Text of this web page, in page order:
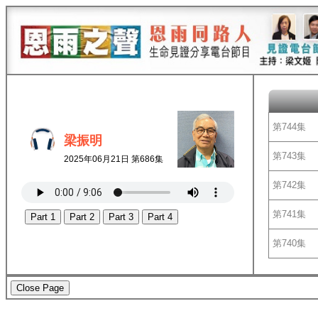
梁振明
2025年06月21日 第686集
Part 1 Part 2 Part 3 Part 4
第744集
第743集
第742集
第741集
第740集
Close Page